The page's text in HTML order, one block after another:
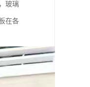
玻璃
在各